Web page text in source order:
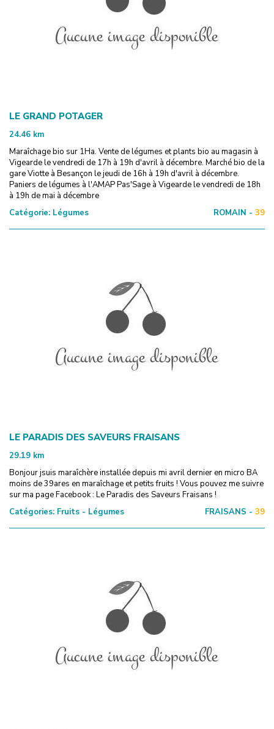
LE GRAND POTAGER
24.46 km
Maraîchage bio sur 1Ha. Vente de légumes et plants bio au magasin à
Vigearde le vendredi de 17h à 19h d'avril à décembre. Marché bio de la
gare Viotte à Besançon le jeudi de 16h à 19h d'avril à décembre.
Paniers de légumes à l'AMAP Pas'Sage à Vigearde le vendredi de 18h
à 19h de mai à décembre
Catégorie: Légumes ROMAIN - 39
LE PARADIS DES SAVEURS FRAISANS
29.19 km
Bonjour jsuis maraîchère installée depuis mi avril dernier en micro BA
moins de 39ares en maraîchage et petits fruits ! Vous pouvez me suivre
sur ma page Facebook : Le Paradis des Saveurs Fraisans !
Catégories: Fruits - Légumes FRAISANS - 39